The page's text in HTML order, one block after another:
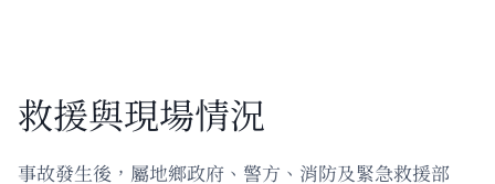
救援與現場情況
事故發生後，屬地鄉政府、警方、消防及緊急救援部